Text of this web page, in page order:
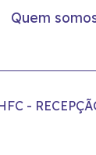
Quem
-